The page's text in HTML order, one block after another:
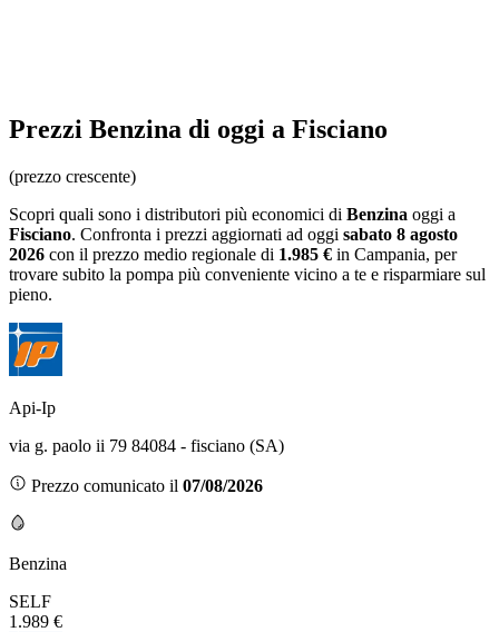
Prezzi Benzina di oggi a Fisciano
(prezzo crescente)
Scopri quali sono i distributori più economici di Benzina oggi a
Fisciano. Confronta i prezzi aggiornati ad oggi sabato 8 agosto
2026 con il prezzo medio regionale di 1.985 € in Campania, per
trovare subito la pompa più conveniente vicino a te e risparmiare sul
pieno.
Api-Ip
via g. paolo ii 79 84084 - fisciano (SA)
Prezzo comunicato il 07/08/2026
Benzina
SELF
1.989 €